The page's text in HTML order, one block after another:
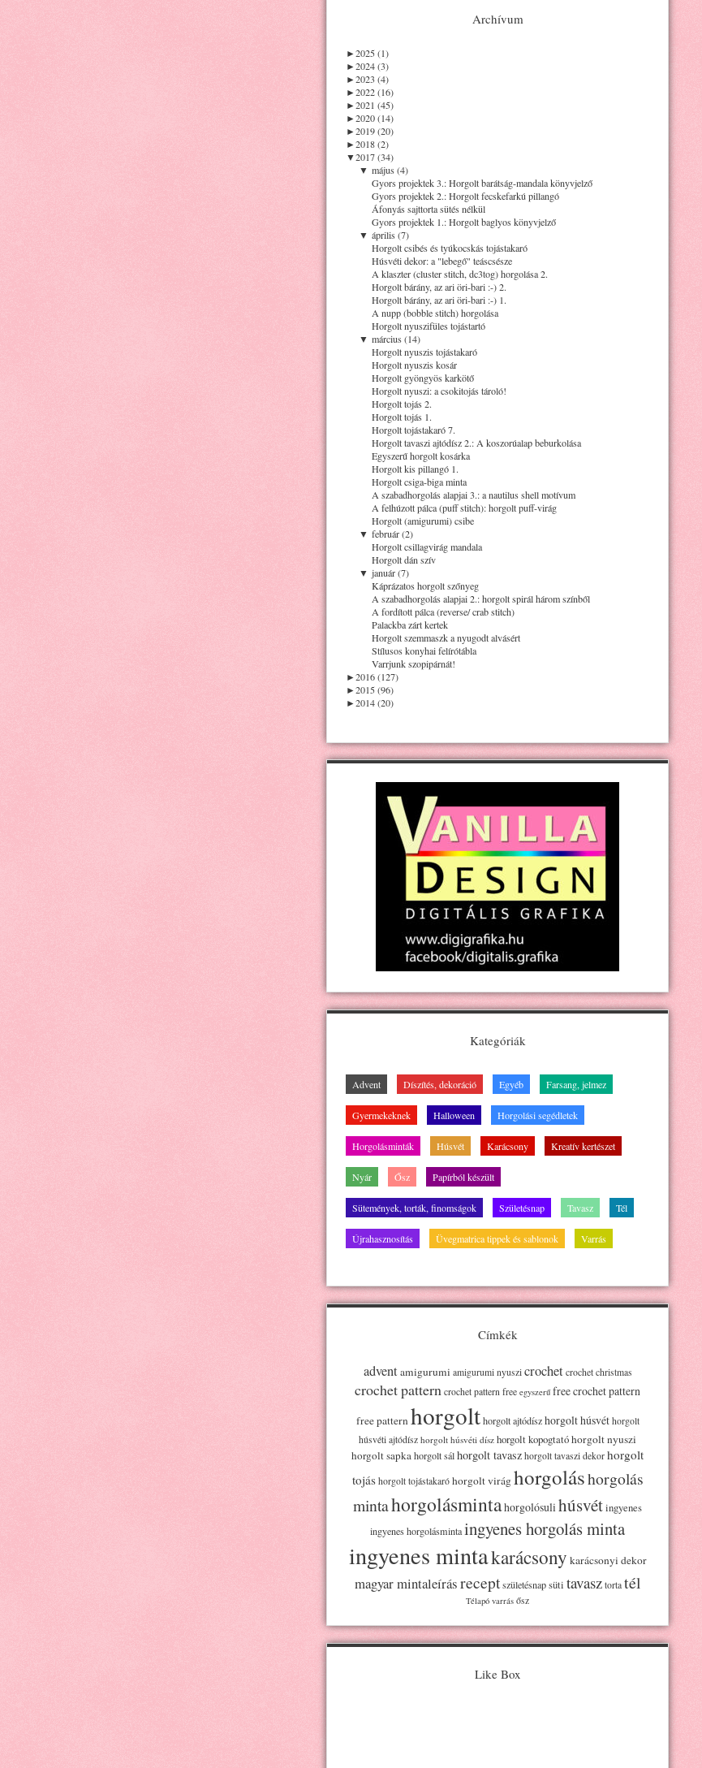
Archívum
►2025 (1)
►2024 (3)
►2023 (4)
►2022 (16)
►2021 (45)
►2020 (14)
►2019 (20)
►2018 (2)
▼2017 (34)
▼ május (4)
Gyors projektek 3.: Horgolt barátság-mandala könyvjelző
Gyors projektek 2.: Horgolt fecskefarkú pillangó
Áfonyás sajttorta sütés nélkül
Gyors projektek 1.: Horgolt baglyos könyvjelző
▼ április (7)
Horgolt csibés és tyúkocskás tojástakaró
Húsvéti dekor: a "lebegő" teáscsésze
A klaszter (cluster stitch, dc3tog) horgolása 2.
Horgolt bárány, az ari öri-bari :-) 2.
Horgolt bárány, az ari öri-bari :-) 1.
A nupp (bobble stitch) horgolása
Horgolt nyuszifüles tojástartó
▼ március (14)
Horgolt nyuszis tojástakaró
Horgolt nyuszis kosár
Horgolt gyöngyös karkötő
Horgolt nyuszi: a csokitojás tároló!
Horgolt tojás 2.
Horgolt tojás 1.
Horgolt tojástakaró 7.
Horgolt tavaszi ajtódísz 2.: A koszorúalap beburkolása
Egyszerű horgolt kosárka
Horgolt kis pillangó 1.
Horgolt csiga-biga minta
A szabadhorgolás alapjai 3.: a nautilus shell motívum
A felhúzott pálca (puff stitch): horgolt puff-virág
Horgolt (amigurumi) csibe
▼ február (2)
Horgolt csillagvirág mandala
Horgolt dán szív
▼ január (7)
Káprázatos horgolt szőnyeg
A szabadhorgolás alapjai 2.: horgolt spirál három színből
A fordított pálca (reverse/ crab stitch)
Palackba zárt kertek
Horgolt szemmaszk a nyugodt alvásért
Stílusos konyhai felírótábla
Varrjunk szopipárnát!
►2016 (127)
►2015 (96)
►2014 (20)
Kategóriák
Advent Díszítés, dekoráció Egyéb Farsang, jelmez
Gyermekeknek Halloween Horgolási segédletek
Horgolásminták Húsvét Karácsony Kreatív kertészet
Nyár Ősz Papírból készült
Sütemények, torták, finomságok Születésnap Tavasz Tél
Újrahasznosítás Üvegmatrica tippek és sablonok Varrás
Címkék
adventamigurumi amigurumi nyuszi crochet crochet christmas
crochet pattern crochet pattern free egyszerű free crochet pattern
free patternhorgolt horgolt ajtódísz horgolt húsvét horgolt
húsvéti ajtódísz horgolt húsvéti dísz horgolt kopogtatóhorgolt nyuszi
horgolt sapkahorgolt sálhorgolt tavasz horgolt tavaszi dekor horgolt
tojás horgolt tojástakaró horgolt virághorgoláshorgolás
mintahorgolásmintahorgolósulihúsvétingyenes
ingyenes horgolásmintaingyenes horgolás minta
ingyenes mintakarácsony karácsonyi dekor
magyar mintaleírásrecept születésnap süti tavasz torta tél
Télapó varrás ősz
Like Box